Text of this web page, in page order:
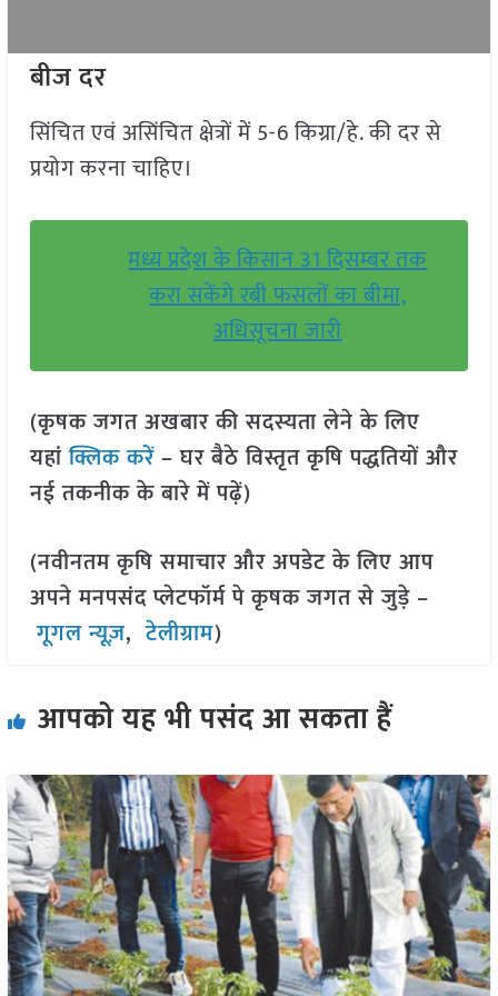
बीज दर
सिंचित एवं असिंचित क्षेत्रों में 5-6 किग्रा/हे. की दर से
प्रयोग करना चाहिए।
मध्य प्रदेश के किसान 31 दिसम्बर तक
करा सकेंगे रबी फसलों का बीमा,
अधिसूचना जारी
(कृषक जगत अखबार की सदस्यता लेने के लिए
यहांक्लिक करें– घर बैठे विस्तृत कृषि पद्धतियों और
नई तकनीक के बारे में पढ़ें)
(नवीनतम कृषि समाचार और अपडेट के लिए आप
अपने मनपसंद प्लेटफॉर्म पे कृषक जगत से जुड़े –
गूगल न्यूज़,टेलीग्राम)
आपको यह भी पसंद आ सकता हैं